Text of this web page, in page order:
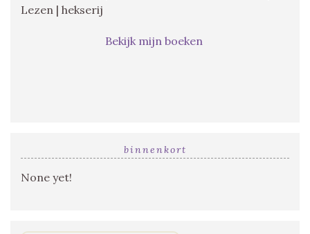
Lezen | hekserij
Bekijk mijn boeken
binnenkort
None yet!